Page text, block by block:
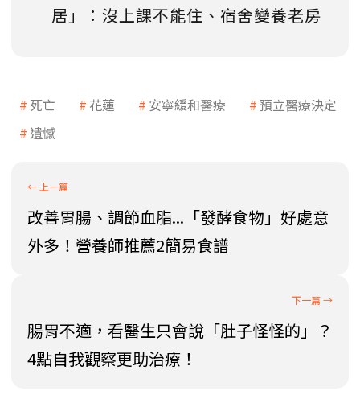
居」：沒上課不能住、宿舍變養老房
死亡 花蓮 安寧緩和醫療
預立醫療決定
遺憾
改善胃腸、調節血脂...「發酵食物」好處意
外多！營養師推薦2簡易食譜
腸胃不適，看醫生只會說「肚子怪怪的」？
4點自我觀察更助治療！